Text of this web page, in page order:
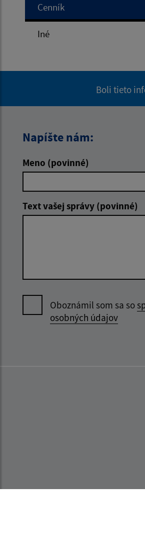
Cenník
Iné
Boli tieto
Napíšte nám:
Meno (povinné)
Text vašej správy (povinné)
Oboznámil som sa so
osobných údajov